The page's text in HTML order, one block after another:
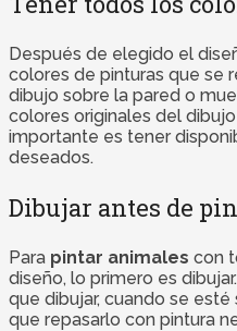
Después de elegido el
colores de pinturas que se
dibujo sobre la pared o
colores originales del
importante es tener
deseados.
Dibujar antes de
Para pintar animales con
diseño, lo primero es
que dibujar, cuando se
que repasarlo con pintura